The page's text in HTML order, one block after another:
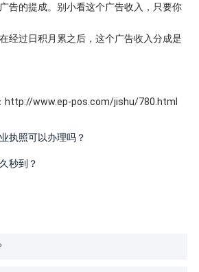
告的提成。别小看这个广告收入，只要你
经过日积月累之后，这个广告收入分成是
http://www.ep-pos.com/jishu/780.html
执照可以办理吗？
秒到？